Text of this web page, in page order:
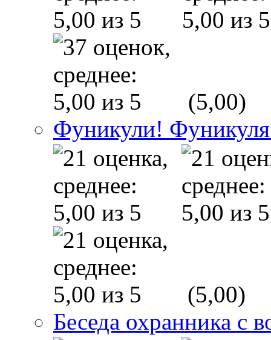
(5,00)
Фуникули!
(5,00)
Беседа охранника с